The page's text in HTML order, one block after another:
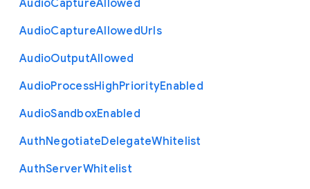
AudioCaptureAllowed
AudioCaptureAllowedUrls
AudioOutputAllowed
AudioProcessHighPriorityEnabled
AudioSandboxEnabled
AuthNegotiateDelegateWhitelist
AuthServerWhitelist